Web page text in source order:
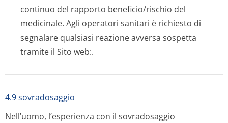
continuo del rapporto beneficio/rischio del
medicinale. Agli operatori sanitari è richiesto di
segnalare qualsiasi reazione avversa sospetta
tramite il Sito web:.
4.9 sovradosaggio
Nell’uomo, l’esperienza con il sovradosaggio